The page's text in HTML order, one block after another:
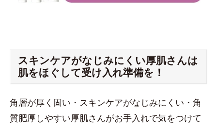
スキンケアがなじみにくい厚肌さんは
肌をほぐして受け入れ準備を！
角層が厚く固い・スキンケアがなじみにくい・角
質肥厚しやすい厚肌さんがお手入れで気をつけて